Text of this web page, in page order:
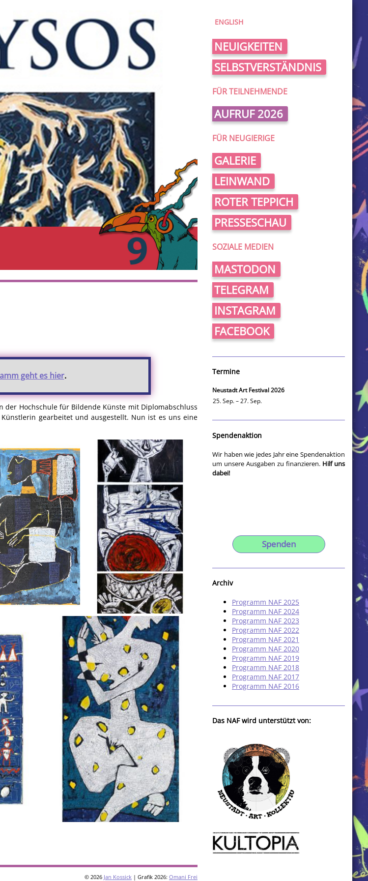
geht es hier.
Hochschule für Bildende Künste mit Diplomabschluss
gearbeitet und ausgestellt. Nun ist es uns eine
© 2026 Jan Kossick | Grafik 2026: Omani Frei
ENGLISH
NEUIGKEITEN
SELBSTVERSTÄNDNIS
FÜR TEILNEHMENDE
AUFRUF 2026
FÜR NEUGIERIGE
GALERIE
LEINWAND
ROTER TEPPICH
PRESSESCHAU
SOZIALE MEDIEN
MASTODON
TELEGRAM
INSTAGRAM
FACEBOOK
Termine
Neustadt Art Festival 2026
25. Sep. – 27. Sep.
Spendenaktion
Wir haben wie jedes Jahr eine Spendenaktion
um unsere Ausgaben zu finanzieren. Hilf uns
dabei!
Spenden
Archiv
Programm NAF 2025
Programm NAF 2024
Programm NAF 2023
Programm NAF 2022
Programm NAF 2021
Programm NAF 2020
Programm NAF 2019
Programm NAF 2018
Programm NAF 2017
Programm NAF 2016
Das NAF wird unterstützt von: